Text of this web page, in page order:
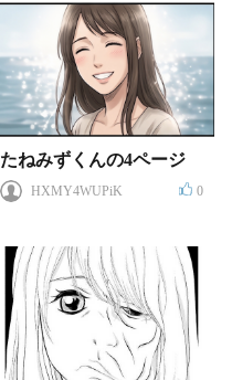
たねみずくんの4ページ
HXMY4WUPiK 0